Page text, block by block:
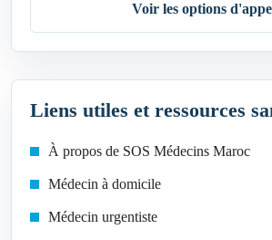
Voir les options
Liens utiles et ressources
À propos de SOS Médecins Maroc
Médecin à domicile
Médecin urgentiste